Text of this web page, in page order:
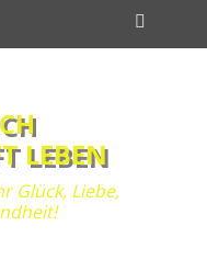
LEBEN
Glück, Liebe,